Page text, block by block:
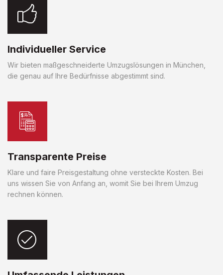
Individueller Service
Wir bieten maßgeschneiderte Umzugslösungen in München,
die genau auf Ihre Bedürfnisse abgestimmt sind.
Transparente Preise
Klare und faire Preisgestaltung ohne versteckte Kosten. Bei
uns wissen Sie von Anfang an, womit Sie bei Ihrem Umzug
rechnen können.